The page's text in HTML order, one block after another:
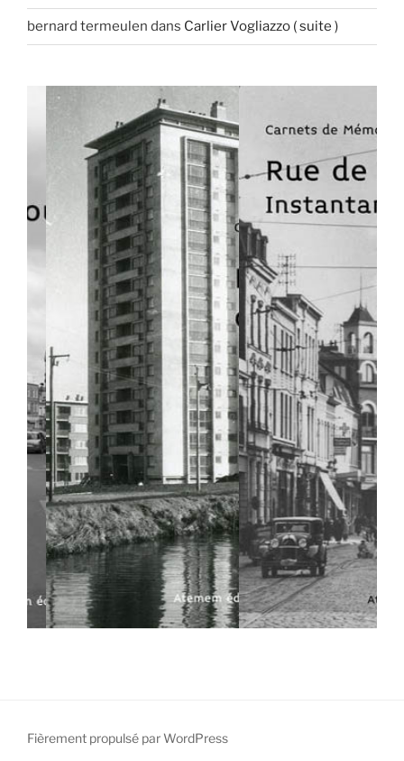
bernard termeulen dans Carlier Vogliazzo ( suite )
Fièrement propulsé par WordPress